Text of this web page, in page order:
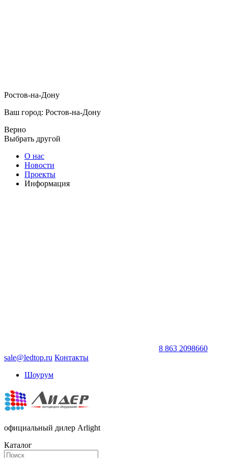
Ростов-на-Дону
Ваш город: Ростов-на-Дону
Верно
Выбрать другой
О нас
Новости
Проекты
Информация
8 863 2098660
sale@ledtop.ru Контакты
Шоурум
официальный дилер Arlight
Каталог